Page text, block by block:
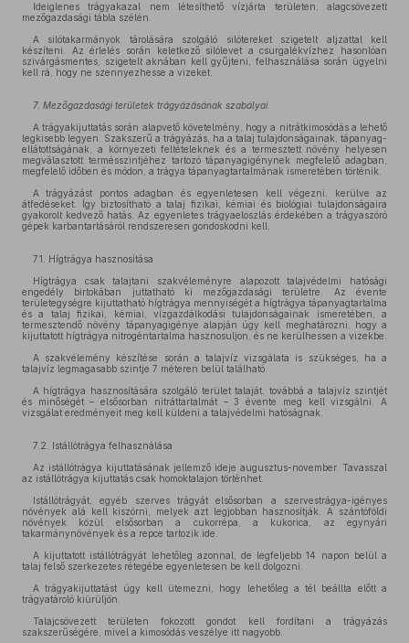
Ideiglenes trágyakazal nem létesíthető vízjárta területen, alagcsövezett
mezőgazdasági tábla szélén.
A silótakarmányok tárolására szolgáló silótereket szigetelt aljzattal kell
készíteni. Az érlelés során keletkező silólevet a csurgalékvízhez hasonlóan
szivárgásmentes, szigetelt aknában kell gyűjteni, felhasználása során ügyelni
kell rá, hogy ne szennyezhesse a vizeket.
7. Mezőgazdasági területek trágyázásának szabályai
A trágyakijuttatás során alapvető követelmény, hogy a nitrátkimosódás a lehető
legkisebb legyen. Szakszerű a trágyázás, ha a talaj tulajdonságainak, tápanyag-
ellátottságának, a környezeti feltételeknek és a termesztett növény helyesen
megválasztott termésszintjéhez tartozó tápanyagigénynek megfelelő adagban,
megfelelő időben és módon, a trágya tápanyagtartalmának ismeretében történik.
A trágyázást pontos adagban és egyenletesen kell végezni, kerülve az
átfedéseket. Így biztosítható a talaj fizikai, kémiai és biológiai tulajdonságaira
gyakorolt kedvező hatás. Az egyenletes trágyaeloszlás érdekében a trágyaszóró
gépek karbantartásáról rendszeresen gondoskodni kell.
7.1. Hígtrágya hasznosítása
Hígtrágya csak talajtani szakvéleményre alapozott talajvédelmi hatósági
engedély birtokában juttatható ki mezőgazdasági területre. Az évente
területegységre kijuttatható hígtrágya mennyiségét a hígtrágya tápanyagtartalma
és a talaj fizikai, kémiai, vízgazdálkodási tulajdonságainak ismeretében, a
termesztendő növény tápanyagigénye alapján úgy kell meghatározni, hogy a
kijuttatott hígtrágya nitrogéntartalma hasznosuljon, és ne kerülhessen a vizekbe.
A szakvélemény készítése során a talajvíz vizsgálata is szükséges, ha a
talajvíz legmagasabb szintje 7 méteren belül található.
A hígtrágya hasznosítására szolgáló terület talaját, továbbá a talajvíz szintjét
és minőségét – elsősorban nitráttartalmát – 3 évente meg kell vizsgálni. A
vizsgálat eredményeit meg kell küldeni a talajvédelmi hatóságnak.
7.2. Istállótrágya felhasználása
Az istállótrágya kijuttatásának jellemző ideje augusztus-november. Tavasszal
az istállótrágya kijuttatás csak homoktalajon történhet.
Istállótrágyát, egyéb szerves trágyát elsősorban a szervestrágya-igényes
növények alá kell kiszórni, melyek azt legjobban hasznosítják. A szántóföldi
növények közül elsősorban a cukorrépa, a kukorica, az egynyári
takarmánynövények és a repce tartozik ide.
A kijuttatott istállótrágyát lehetőleg azonnal, de legfeljebb 14 napon belül a
talaj felső szerkezetes rétegébe egyenletesen be kell dolgozni.
A trágyakijuttatást úgy kell ütemezni, hogy lehetőleg a tél beállta előtt a
trágyatároló kiürüljön.
Talajcsövezett területen fokozott gondot kell fordítani a trágyázás
szakszerűségére, mivel a kimosódás veszélye itt nagyobb.